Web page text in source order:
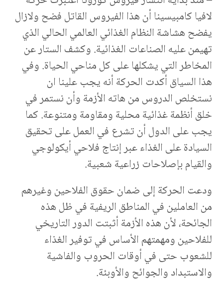
لافيا كامبيسينا أن هذا الفيروس القاتل فضح ولازال
يفضح هشاشة النظام الغذائي العالمي الحالي الذي
تهيمن عليه الصناعات الغذائية. وكشف الستار عن
المخاطر التي يشكلها على كل مناحي الحياة. وفي
هذا السياق أكدت الحركة أنه يجب علينا ان
نستخلص الدروس من هاته الأزمة وأن نستمر في
خلق أنظمة غذائية محلية ومقاومة ومتنوعة. كما
يجب على الدول أن تشرع في العمل على تحقيق
السيادة على الغذاء عبر إنتاج فلاحي أيكولوجي
والقيام بإصلاحات زراعية شعبية.
ودعت الحركة إلى ضمان حقوق الفلاحين وغيرهم
من العاملين في المناطق الريفية في ظل هذه
الجائحة، لأن هذه الأزمة أثبتت الدور التاريخي
للفلاحين ومهمتهم الأساس في توفير الغذاء
للشعوب حتى في أوقات الحروب والفاشية
والاستبداد والجوائح والأوبئة.